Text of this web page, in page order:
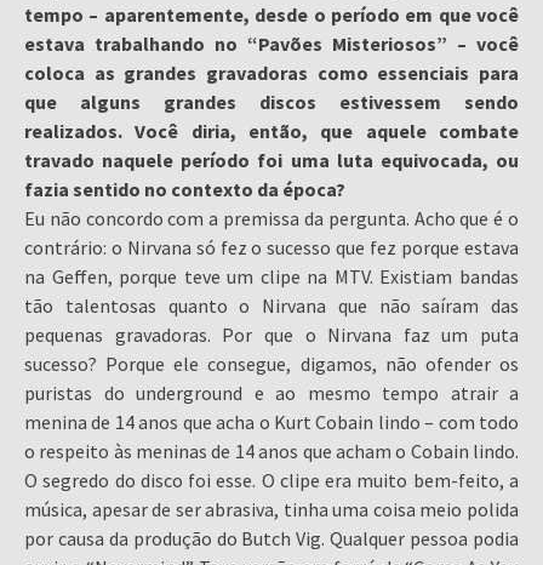
tempo – aparentemente, desde o período em que você
estava trabalhando no “Pavões Misteriosos” – você
coloca as grandes gravadoras como essenciais para
que alguns grandes discos estivessem sendo
realizados. Você diria, então, que aquele combate
travado naquele período foi uma luta equivocada, ou
fazia sentido no contexto da época?
Eu não concordo com a premissa da pergunta. Acho que é o
contrário: o Nirvana só fez o sucesso que fez porque estava
na Geffen, porque teve um clipe na MTV. Existiam bandas
tão talentosas quanto o Nirvana que não saíram das
pequenas gravadoras. Por que o Nirvana faz um puta
sucesso? Porque ele consegue, digamos, não ofender os
puristas do underground e ao mesmo tempo atrair a
menina de 14 anos que acha o Kurt Cobain lindo – com todo
o respeito às meninas de 14 anos que acham o Cobain lindo.
O segredo do disco foi esse. O clipe era muito bem-feito, a
música, apesar de ser abrasiva, tinha uma coisa meio polida
por causa da produção do Butch Vig. Qualquer pessoa podia